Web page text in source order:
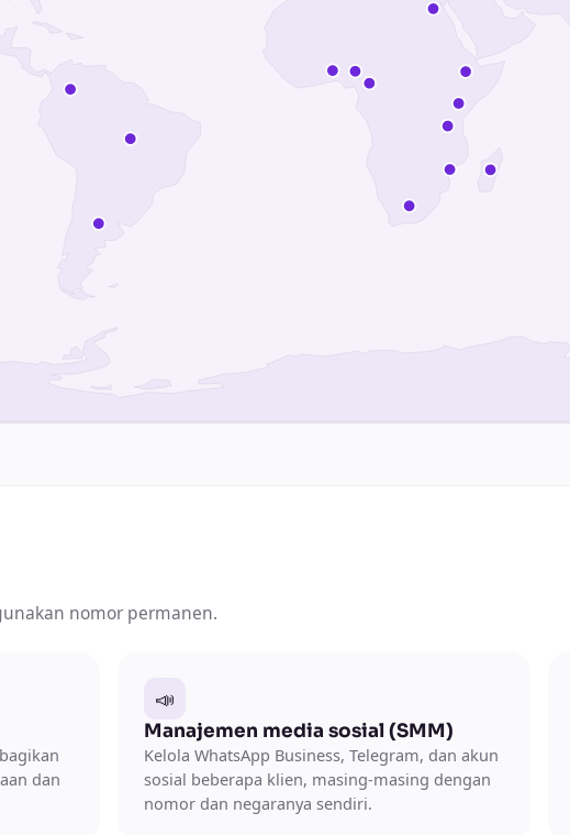
nomor permanen.
dan
📣
Manajemen media sosial (SMM)
Kelola WhatsApp Business, Telegram, dan akun
sosial beberapa klien, masing-masing dengan
nomor dan negaranya sendiri.